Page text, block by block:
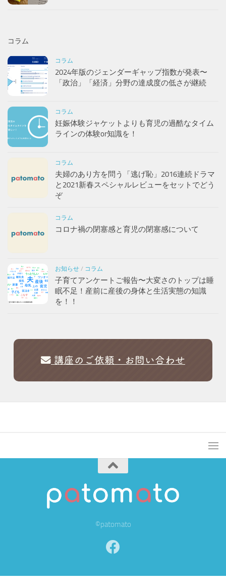
コラム
コラム
2024年版のジェンダーギャップ指数が発表〜
「政治」「経済」分野の達成度の低さが継続
コラム
妊娠体験ジャケットよりも育児の過酷なタイム
ラインの体験or知識を！
コラム
夫婦のあり方を問う「逃げ恥」2016連続ドラマ
と2021新春スペシャルレビューをセットでどう
ぞ
コラム
コロナ禍の閉塞感と育児の閉塞感について
お知らせ / コラム
子育てアンケートご報告〜大変さのトップは睡
眠不足！産前に産後の身体と生活実態の知識
を！！
講座のご依頼・お問い合わせ
©patomato